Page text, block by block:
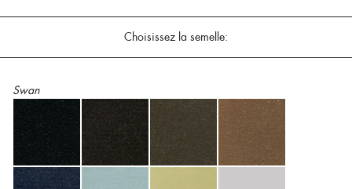
Choisissez la semelle:
Swan